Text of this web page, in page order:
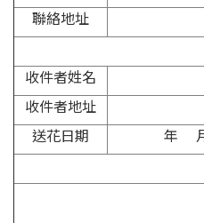
聯絡地址
收件者姓名
收件者地址
送花日期
年